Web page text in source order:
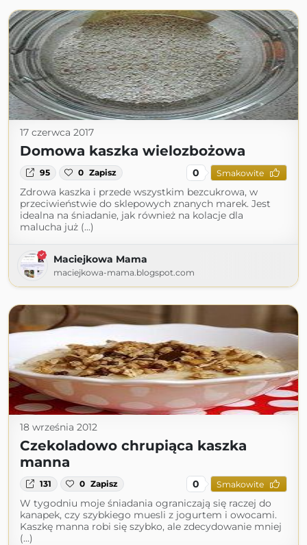
17 czerwca 2017
Domowa kaszka wielozbożowa
95 0 Zapisz 0 Smakowite
Zdrowa kaszka i przede wszystkim bezcukrowa, w
przeciwieństwie do sklepowych znanych marek. Jest
idealna na śniadanie, jak również na kolacje dla
malucha już (...)
Maciejkowa Mama
maciejkowa-mama.blogspot.com
18 września 2012
Czekoladowo chrupiąca kaszka
manna
131 0 Zapisz 0 Smakowite
W tygodniu moje śniadania ograniczają się raczej do
kanapek, czy szybkiego muesli z jogurtem i owocami.
Kaszkę manna robi się szybko, ale zdecydowanie mniej
(...)